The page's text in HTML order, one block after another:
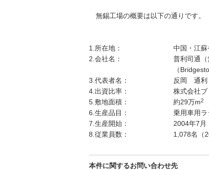
無錫工場の概要は以下の通りです。
1.所在地：
中国・江
2.会社名：
普利司通（
（
3.代表者名：
反岡 通利
4.出資比率：
株式会社
5.敷地面積：
約29万m2
6.生産品目：
乗用車用
7.生産開始：
2004年7月
8.従業員数：
1,078名（
本件に関するお問い合わせ先